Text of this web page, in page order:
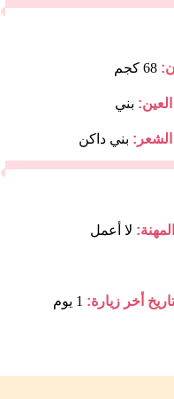
68 كجم
بني
بني داكن
المهنة: لا أعمل
تاريخ أخر زيارة: 1 يوم